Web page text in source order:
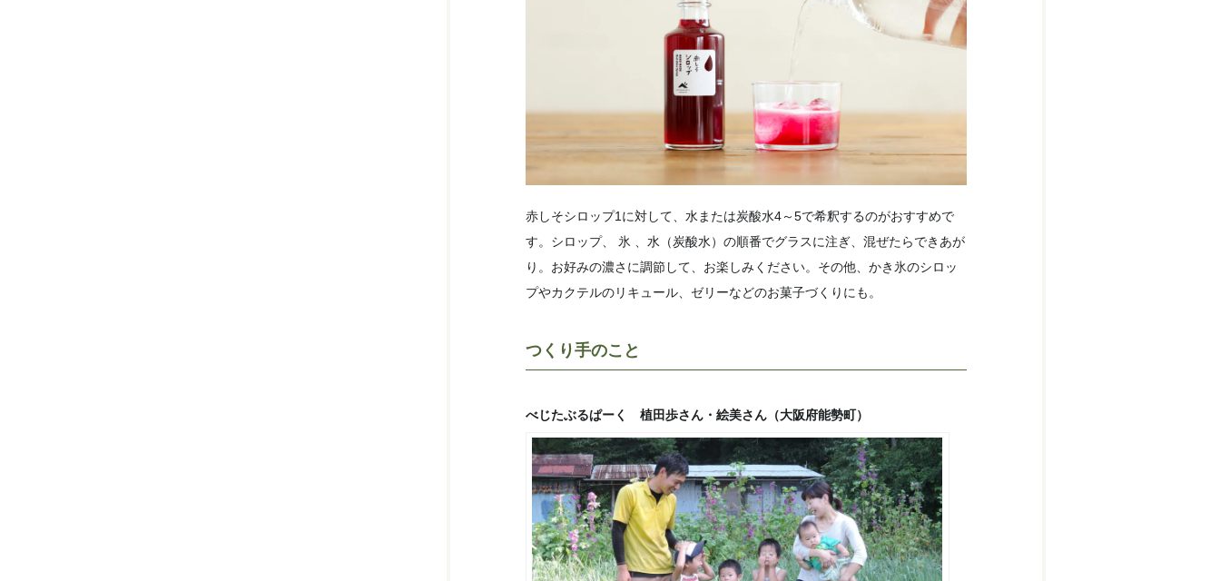
赤しそシロップ1に対して、水または炭酸水4～5で希釈するのがおすすめで
す。シロップ、 氷 、水（炭酸水）の順番でグラスに注ぎ、混ぜたらできあが
り。お好みの濃さに調節して、お楽しみください。その他、かき氷のシロッ
プやカクテルのリキュール、ゼリーなどのお菓子づくりにも。
つくり手のこと
べじたぶるぱーく 植田歩さん・絵美さん（大阪府能勢町）